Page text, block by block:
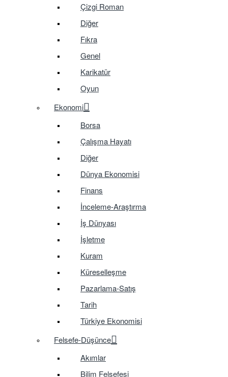
Çizgi Roman
Diğer
Fıkra
Genel
Karikatür
Oyun
Ekonomi
Borsa
Çalışma Hayatı
Diğer
Dünya Ekonomisi
Finans
İnceleme-Araştırma
İş Dünyası
İşletme
Kuram
Küreselleşme
Pazarlama-Satış
Tarih
Türkiye Ekonomisi
Felsefe-Düşünce
Akımlar
Bilim Felsefesi